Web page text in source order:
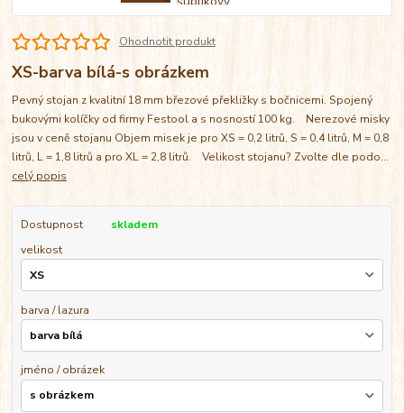
Ohodnotit produkt
XS-barva bílá-s obrázkem
Pevný stojan z kvalitní 18 mm březové překližky s bočnicemi. Spojený
bukovými kolíčky od firmy Festool a s nosností 100 kg. Nerezové misky
jsou v ceně stojanu Objem misek je pro XS = 0,2 litrů, S = 0,4 litrů, M = 0,8
litrů, L = 1,8 litrů a pro XL = 2,8 litrů. Velikost stojanu? Zvolte dle podo...
celý popis
Dostupnost
skladem
velikost
barva / lazura
jméno / obrázek